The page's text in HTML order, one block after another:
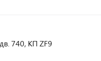
740, КП ZF9